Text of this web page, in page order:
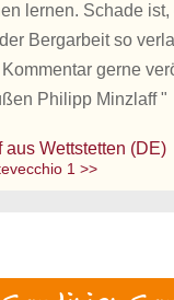
lernen. Schade
Bergarbeit so
gerne
Philipp Minzlaff "
aus Wettstetten (DE)
1 >>